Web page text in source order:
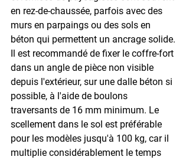
en rez-de-chaussée, parfois avec des
murs en parpaings ou des sols en
béton qui permettent un ancrage solide.
Il est recommandé de fixer le coffre-fort
dans un angle de pièce non visible
depuis l'extérieur, sur une dalle béton si
possible, à l'aide de boulons
traversants de 16 mm minimum. Le
scellement dans le sol est préférable
pour les modèles jusqu'à 100 kg, car il
multiplie considérablement le temps